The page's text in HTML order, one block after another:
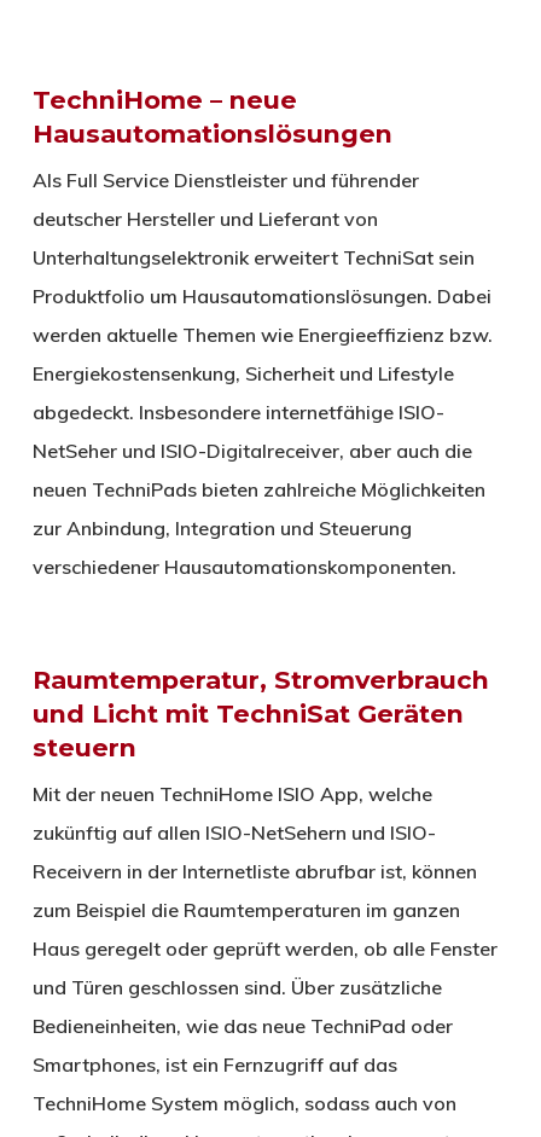
TechniHome – neue
Hausautomationslösungen
Als Full Service Dienstleister und führender
deutscher Hersteller und Lieferant von
Unterhaltungselektronik erweitert TechniSat sein
Produktfolio um Hausautomationslösungen. Dabei
werden aktuelle Themen wie Energieeffizienz bzw.
Energiekostensenkung, Sicherheit und Lifestyle
abgedeckt. Insbesondere internetfähige ISIO-
NetSeher und ISIO-Digitalreceiver, aber auch die
neuen TechniPads bieten zahlreiche Möglichkeiten
zur Anbindung, Integration und Steuerung
verschiedener Hausautomationskomponenten.
Raumtemperatur, Stromverbrauch
und Licht mit TechniSat Geräten
steuern
Mit der neuen TechniHome ISIO App, welche
zukünftig auf allen ISIO-NetSehern und ISIO-
Receivern in der Internetliste abrufbar ist, können
zum Beispiel die Raumtemperaturen im ganzen
Haus geregelt oder geprüft werden, ob alle Fenster
und Türen geschlossen sind. Über zusätzliche
Bedieneinheiten, wie das neue TechniPad oder
Smartphones, ist ein Fernzugriff auf das
TechniHome System möglich, sodass auch von